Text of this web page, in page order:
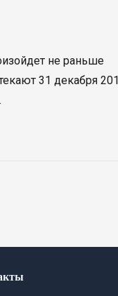
не раньше
31 декабря